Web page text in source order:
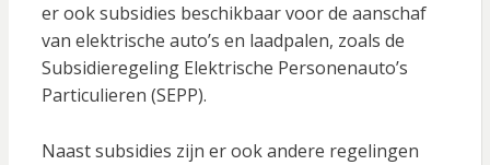
er ook subsidies beschikbaar voor de aanschaf
van elektrische auto’s en laadpalen, zoals de
Subsidieregeling Elektrische Personenauto’s
Particulieren (SEPP).
Naast subsidies zijn er ook andere regelingen